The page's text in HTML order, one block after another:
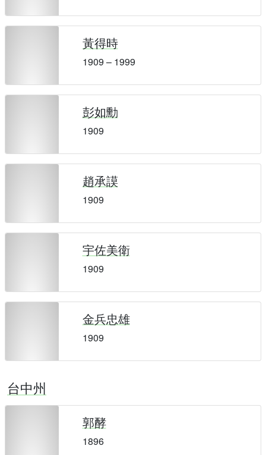
黃得時
1909 – 1999
彭如勳
1909
趙承謨
1909
宇佐美衛
1909
金兵忠雄
1909
台中州
郭酵
1896